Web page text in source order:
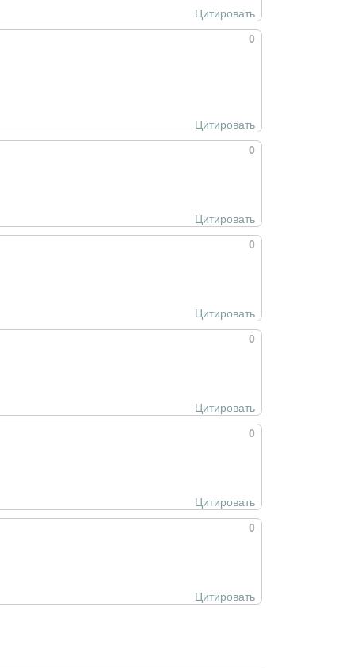
Цитировать
0
Цитировать
0
Цитировать
0
Цитировать
0
Цитировать
0
Цитировать
0
Цитировать